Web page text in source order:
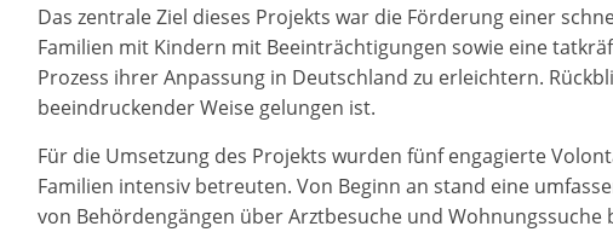
Das zentrale Ziel dieses Projekts war die Förderung einer
Familien mit Kindern mit Beeinträchtigungen sowie eine
Prozess ihrer Anpassung in Deutschland zu erleichtern.
beeindruckender Weise gelungen ist.
Für die Umsetzung des Projekts wurden fünf engagierte
Familien intensiv betreuten. Von Beginn an stand eine
von Behördengängen über Arztbesuche und